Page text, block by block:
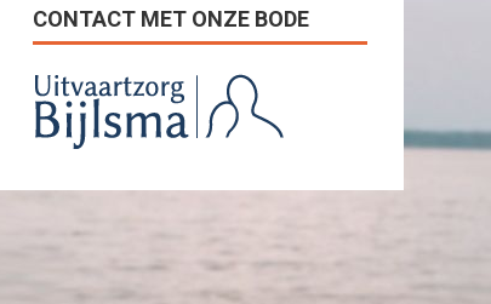
CONTACT MET ONZE BODE